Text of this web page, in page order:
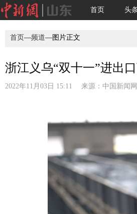
首页 头
首页—频道—图片正文
浙江义乌“双十一”进出
2022年11月03日 15:11 来源： 中国新闻网